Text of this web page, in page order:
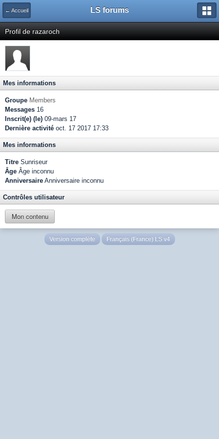
← Accueil LS forums
Profil de razaroch
Mes informations
Groupe Members
Messages 16
Inscrit(e) (le) 09-mars 17
Dernière activité oct. 17 2017 17:33
Mes informations
Titre Sunriseur
Âge Âge inconnu
Anniversaire Anniversaire inconnu
Contrôles utilisateur
Mon contenu
Version complète Français (France) LS v4